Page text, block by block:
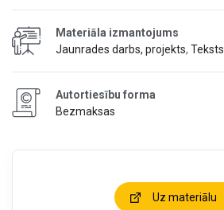
Materiāla izmantojums
Jaunrades darbs, projekts, Teksts
Autortiesību forma
Bezmaksas
Uz materiālu